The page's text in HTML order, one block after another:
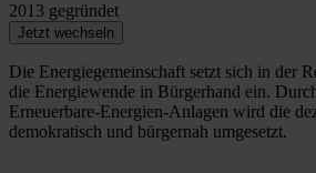
2013 gegründet
Jetzt wechseln
Die Energiegemeinschaft setzt sich in der
die Energiewende in Bürgerhand ein.
Erneuerbare-Energien-Anlagen wird die
demokratisch und bürgernah umgesetzt.